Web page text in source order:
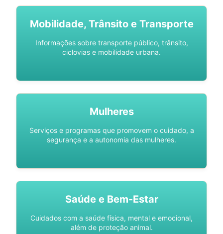
Mobilidade, Trânsito e Transporte
Informações sobre transporte público, trânsito,
ciclovias e mobilidade urbana.
Mulheres
Serviços e programas que promovem o cuidado, a
segurança e a autonomia das mulheres.
Saúde e Bem-Estar
Cuidados com a saúde física, mental e emocional,
além de proteção animal.